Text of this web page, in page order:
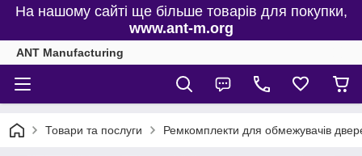
На нашому сайті ще більше товарів для покупки,
www.ant-m.org
ANT Manufacturing
Товари та послуги Ремкомплекти для обмежувачів